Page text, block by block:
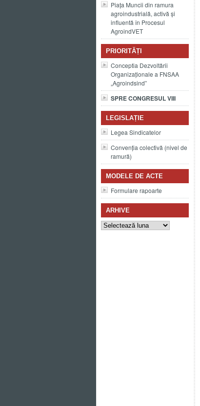
Piața Muncii din ramura
agroindustrială, activă și
influentă în Procesul
AgroindVET
PRIORITĂȚI
Conceptia Dezvoltării
Organizaționale a FNSAA
„Agroindsind”
SPRE CONGRESUL VIII
LEGISLAȚIE
Legea Sindicatelor
Convenția colectivă (nivel de
ramură)
MODELE DE ACTE
Formulare rapoarte
ARHIVE
Arhive